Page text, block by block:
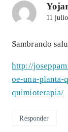
11
Sambrando
http://
oe-una-planta-
quimioterapia/
Responder